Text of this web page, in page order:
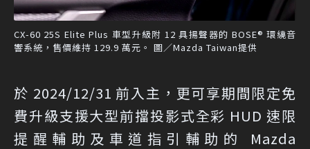
CX-60 25S Elite Plus 車型升級附 12 具揚聲器的 BOSE® 環繞音
響系統，售價維持 129.9 萬元。 圖／Mazda Taiwan提供
於 2024/12/31 前入主，更可享期間限定免
費升級支援大型前擋投影式全彩 HUD 速限
提醒輔助及車道指引輔助的 Mazda